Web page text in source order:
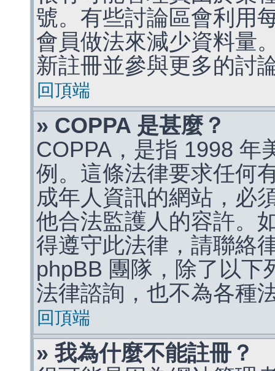
號。有些討論區會利用
會員做法來減少資料量
新註冊並參與更多的討
回頂端
» COPPA 是甚麼？
COPPA，是指 1998 年
例。這條法律要求任何
成年人資訊的網站，必
他合法監護人的容許。
得遵守此法律，請聯絡
phpBB 團隊，除了以下
法律諮詢，也不為各種
回頂端
» 我為什麼不能註冊？